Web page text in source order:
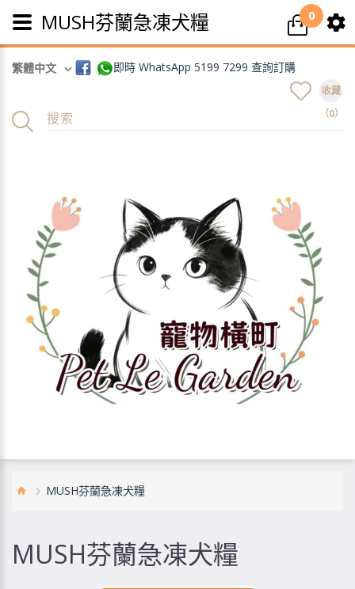
即時 WhatsApp 5199 7299 查詢訂購
繁體中文
0
收藏
（0）
MUSH芬蘭急凍犬糧
MUSH芬蘭急凍犬糧
MUSH芬蘭急凍犬糧